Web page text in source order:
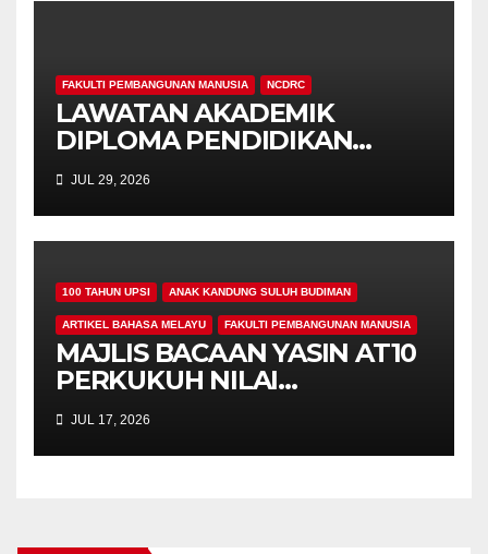
FAKULTI PEMBANGUNAN MANUSIA NCDRC
LAWATAN AKADEMIK
DIPLOMA PENDIDIKAN
AWAL KANAK-KANAK (PAKK,
FPM) KE NCDRC :
PENGALAMAN
PEMBELAJARAN AUTENTIK
MELALUI LIVING LAB DI
NCDRC
JUL 29, 2026
100 TAHUN UPSI ANAK KANDUNG SULUH BUDIMAN
ARTIKEL BAHASA MELAYU FAKULTI PEMBANGUNAN MANUSIA
MAJLIS BACAAN YASIN AT10
PERKUKUH NILAI
KEROHANIAN,
KEPRIHATINAN DAN
UKHUWAH MAHASISWA
JUL 17, 2026